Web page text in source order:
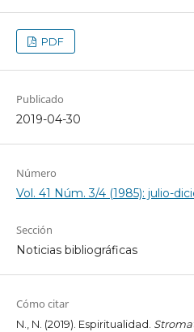
PDF
Publicado
2019-04-30
Número
Vol. 41 Núm. 3/4 (1985): julio-
Sección
Noticias bibliográficas
Cómo citar
N., N. (2019). Espiritualidad.